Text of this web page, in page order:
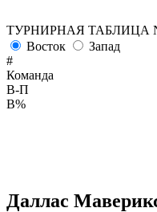
ТУРНИРНАЯ ТАБЛИЦА
Восток
Запад
#
Команда
В-П
В%
Даллас